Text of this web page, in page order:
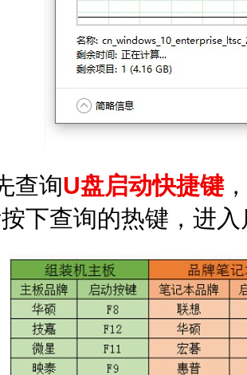
查询U盘启动快捷键
下查询的热键，进